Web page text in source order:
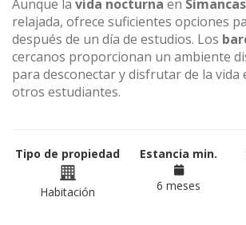
Aunque la vida nocturna en Simancas
relajada, ofrece suficientes opciones
después de un día de estudios. Los
cercanos proporcionan un ambiente
para desconectar y disfrutar de la vida
otros estudiantes.
Tipo de propiedad
Habitación
Estancia min.
6 meses